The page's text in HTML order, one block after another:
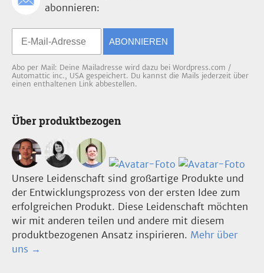
abonnieren:
ABONNIEREN
Abo per Mail: Deine Mailadresse wird dazu bei Wordpress.com /
Automattic inc., USA gespeichert. Du kannst die Mails jederzeit über
einen enthaltenen Link abbestellen.
Über produktbezogen
Unsere Leidenschaft sind großartige Produkte und
der Entwicklungsprozess von der ersten Idee zum
erfolgreichen Produkt. Diese Leidenschaft möchten
wir mit anderen teilen und andere mit diesem
produktbezogenen Ansatz inspirieren. Mehr über
uns →